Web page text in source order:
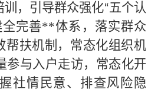
训，引导群众强化“五个认
完善**体系，落实群众
帮扶机制，常态化组织机
参与入户走访，常态化开
社情民意、排查风险隐